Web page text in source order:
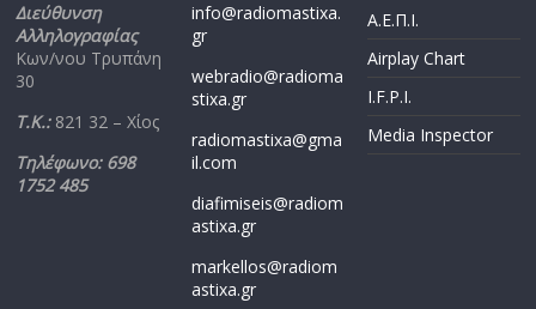
Διεύθυνση
Αλληλογραφίας
Κων/νου Τρυπάνη
30
Τ.Κ.: 821 32 – Χίος
Τηλέφωνο: 698
1752 485
info@radiomastixa.
gr
webradio@radioma
stixa.gr
radiomastixa@gma
il.com
diafimiseis@radiom
astixa.gr
markellos@radiom
astixa.gr
Α.Ε.Π.Ι.
Airplay Chart
I.F.P.I.
Media Inspector